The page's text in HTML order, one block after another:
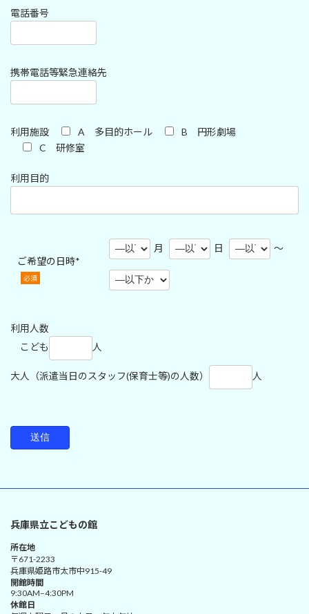
電話番号
携帯電話等緊急連絡先
利用施設 A 多目的ホール
B 円形劇場
C 研修室
利用目的
ご希望の日時*
必須
月 日 ～
利用人数
こども
人
大人（派遣当日のスタッフ(保育士等)の人数） 人
兵庫県立こどもの館
所在地
〒671-2233
兵庫県姫路市太市中915-49
開館時間
9:30AM–4:30PM
休館日